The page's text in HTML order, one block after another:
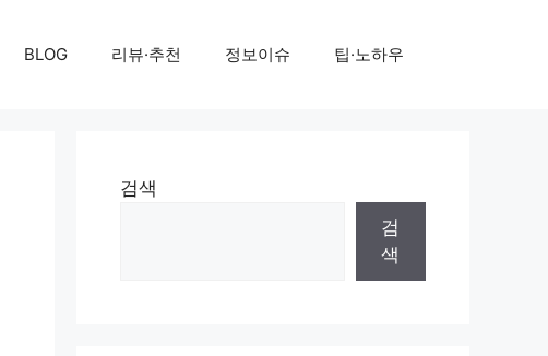
BLOG 리뷰·추천 정보이슈 팁·노하우
검색
검
색